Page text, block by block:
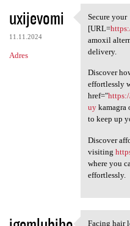
K
o
m
e
uxijevomi
11.11.2024
Adres
Secure
Secure your
[URL=
amoxil
delivery.
Discover
effortlessly
href="
uykamagra
to keep up
Discover
visiting
where you
effortlessly.
Facing hair